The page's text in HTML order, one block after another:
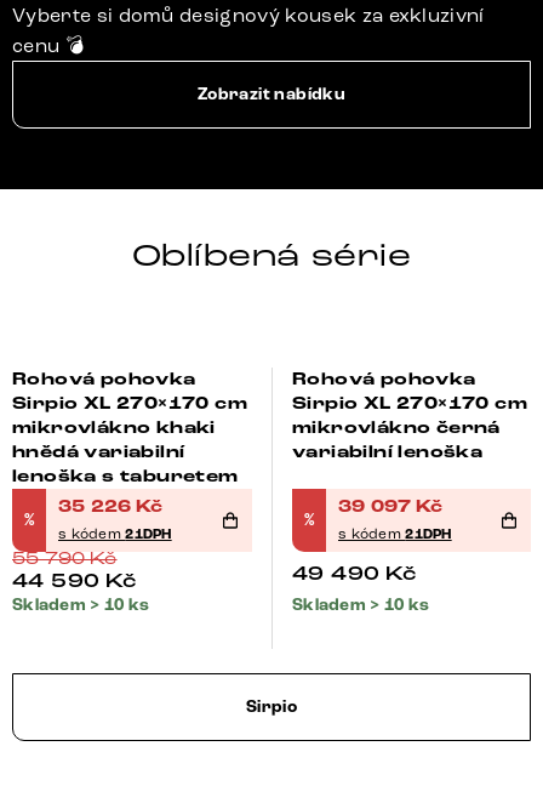
Vyberte si domů designový kousek za exkluzivní
cenu 💣
Zobrazit nabídku
Oblíbená série
SIRPIO Celá série
Bestseller
Rohová pohovka
Sirpio XL 270×170 cm
mikrovlákno khaki
hnědá variabilní
lenoška s taburetem
%
35 226 Kč
s kódem21DPH
55 790Kč
44 590 Kč
Skladem > 10 ks
Bestseller
Rohová pohovka
Sirpio XL 270×170 cm
mikrovlákno černá
variabilní lenoška
%
39 097 Kč
s kódem21DPH
49 490 Kč
Skladem > 10 ks
Sirpio